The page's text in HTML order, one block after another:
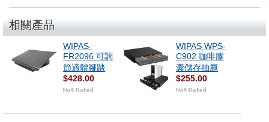
相關產品
WIPAS-
FR2096 可調
節適體腳踏
$428.00
WIPAS WPS-
C902 咖啡膠
囊儲存抽屜
$255.00